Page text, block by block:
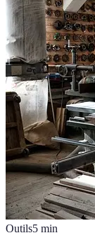
Outils5 min